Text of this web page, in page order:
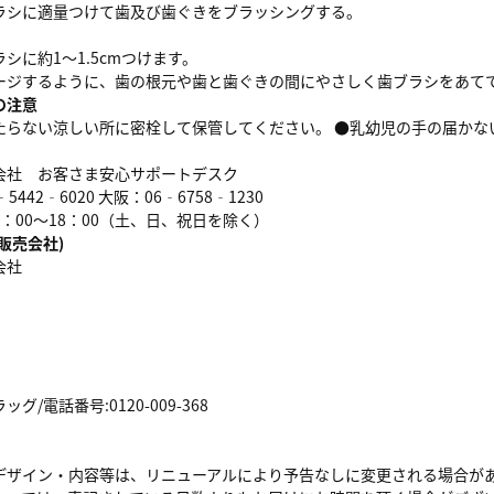
に適量つけて歯及び歯ぐきをブラッシングする。
に約1～1.5cmつけます。
ジするように、歯の根元や歯と歯ぐきの間にやさしく歯ブラシをあて
注意
ない涼しい所に密栓して保管してください。 ●乳幼児の手の届かな
社 お客さま安心サポートデスク
大阪：06‐6758‐1230
00～18：00（土、日、祝日を除く）
売会社)
社
ッグ/電話番号:0120-009-368
イン・内容等は、リニューアルにより予告なしに変更される場合が